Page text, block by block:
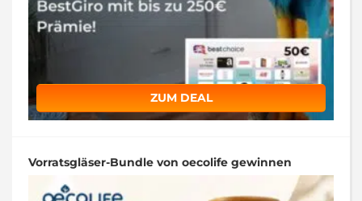
ZUM DEAL
Vorratsgläser-Bundle von oecolife gewinnen